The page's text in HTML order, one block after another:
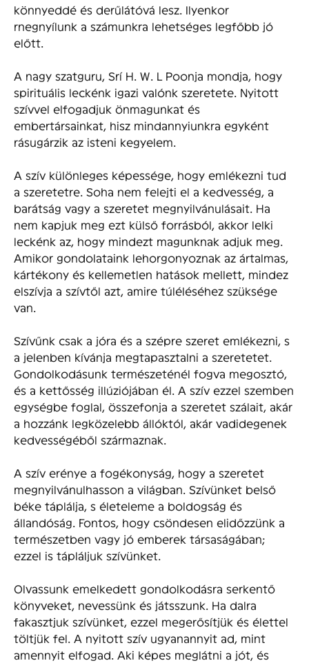
könnyeddé és derűlátóvá lesz. Ilyenkor
rnegnyílunk a számunkra lehetséges legfőbb jó
előtt.
A nagy szatguru, Srí H. W. L Poonja mondja, hogy
spirituális leckénk igazi valónk szeretete. Nyitott
szívvel elfogadjuk önmagunkat és
embertársainkat, hisz mindannyiunkra egyként
rásugárzik az isteni kegyelem.
A szív különleges képessége, hogy emlékezni tud
a szeretetre. Soha nem felejti el a kedvesség, a
barátság vagy a szeretet megnyilvánulásait. Ha
nem kapjuk meg ezt külső forrásból, akkor lelki
leckénk az, hogy mindezt magunknak adjuk meg.
Amikor gondolataink lehorgonyoznak az ártalmas,
kártékony és kellemetlen hatások mellett, mindez
elszívja a szívtől azt, amire túléléséhez szüksége
van.
Szívűnk csak a jóra és a szépre szeret emlékezni, s
a jelenben kívánja megtapasztalni a szeretetet.
Gondolkodásunk természeténél fogva megosztó,
és a kettősség illúziójában él. A szív ezzel szemben
egységbe foglal, összefonja a szeretet szálait, akár
a hozzánk legközelebb állóktól, akár vadidegenek
kedvességéből származnak.
A szív erénye a fogékonyság, hogy a szeretet
megnyilvánulhasson a világban. Szívünket belső
béke táplálja, s életeleme a boldogság és
állandóság. Fontos, hogy csöndesen elidőzzünk a
természetben vagy jó emberek társaságában;
ezzel is tápláljuk szívünket.
Olvassunk emelkedett gondolkodásra serkentő
könyveket, nevessünk és játsszunk. Ha dalra
fakasztjuk szívünket, ezzel megerősítjük és élettel
töltjük fel. A nyitott szív ugyanannyit ad, mint
amennyit elfogad. Aki képes meglátni a jót, és